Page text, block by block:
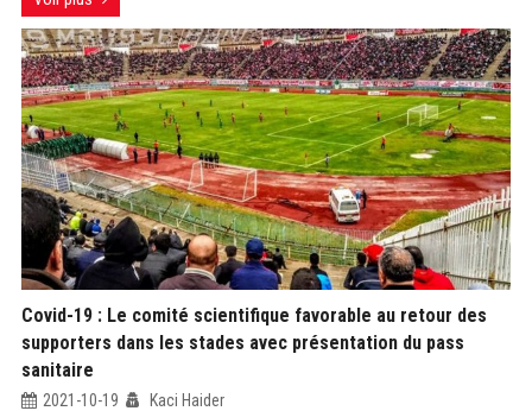
Covid-19 : Le comité scientifique favorable au retour des
supporters dans les stades avec présentation du pass
sanitaire
2021-10-19 Kaci Haider